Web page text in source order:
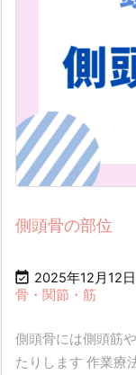
側頭骨の部位
 2025年12月12日
骨・関節・筋
側頭骨には側頭筋
たりします 作業療